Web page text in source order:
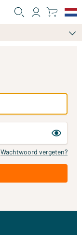
Wachtwoord vergeten?